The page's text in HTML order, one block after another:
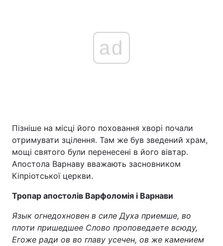
ad
Пізніше на місці його поховання хворі почали
отримувати зцілення. Там же був зведений храм,
мощі святого були перенесені в його вівтар.
Апостола Варнаву вважають засновником
Кіпріотської церкви.
Тропар апостолів Варфоломія і Варнави
Язык огнедохновен в силе Духа приемше, во
плоти пришедшее Слово проповедаете всюду,
Егоже ради ов во главу усечен, ов же камением